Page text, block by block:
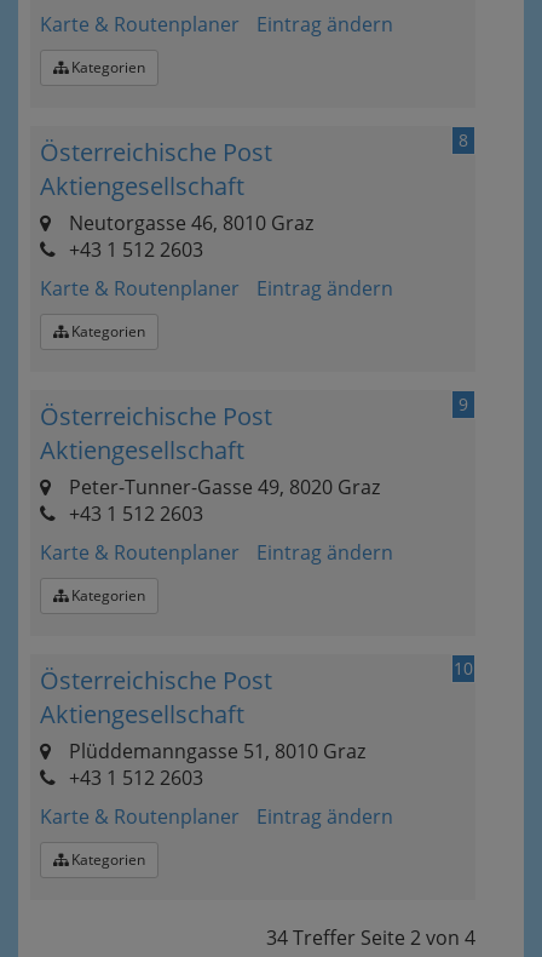
Karte & Routenplaner
Eintrag ändern
Kategorien
8
Österreichische Post
Aktiengesellschaft
Neutorgasse 46, 8010 Graz
+43 1 512 2603
Karte & Routenplaner
Eintrag ändern
Kategorien
9
Österreichische Post
Aktiengesellschaft
Peter-Tunner-Gasse 49, 8020 Graz
+43 1 512 2603
Karte & Routenplaner
Eintrag ändern
Kategorien
10
Österreichische Post
Aktiengesellschaft
Plüddemanngasse 51, 8010 Graz
+43 1 512 2603
Karte & Routenplaner
Eintrag ändern
Kategorien
34 Treffer Seite 2von 4